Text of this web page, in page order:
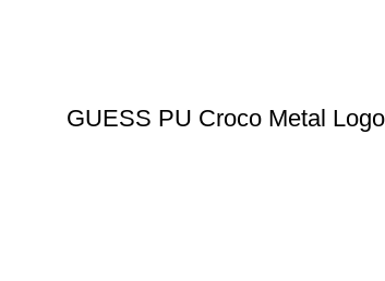
GUESS PU Croco Metal